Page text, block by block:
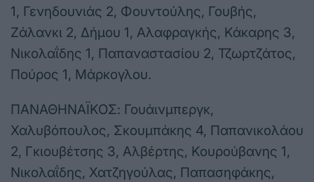
1, Γενηδουνιάς 2, Φουντούλης, Γουβής,
Ζάλανκι 2, Δήμου 1, Αλαφραγκής, Κάκαρης 3,
Νικολαΐδης 1, Παπαναστασίου 2, Τζωρτζάτος,
Πούρος 1, Μάρκογλου.
ΠΑΝΑΘΗΝΑΪΚΟΣ: Γουάινμπεργκ,
Χαλυβόπουλος, Σκουμπάκης 4, Παπανικολάου
2, Γκιουβέτσης 3, Αλβέρτης, Κουρούβανης 1,
Νικολαΐδης, Χατζηγούλας, Παπασηφάκης,